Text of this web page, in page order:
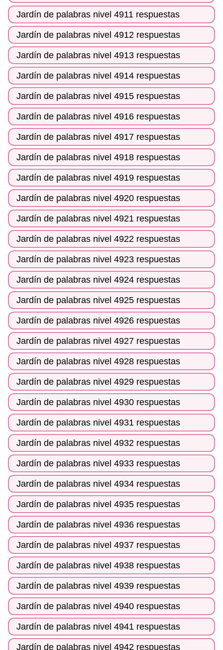
Jardín de palabras nivel 4911 respuestas
Jardín de palabras nivel 4912 respuestas
Jardín de palabras nivel 4913 respuestas
Jardín de palabras nivel 4914 respuestas
Jardín de palabras nivel 4915 respuestas
Jardín de palabras nivel 4916 respuestas
Jardín de palabras nivel 4917 respuestas
Jardín de palabras nivel 4918 respuestas
Jardín de palabras nivel 4919 respuestas
Jardín de palabras nivel 4920 respuestas
Jardín de palabras nivel 4921 respuestas
Jardín de palabras nivel 4922 respuestas
Jardín de palabras nivel 4923 respuestas
Jardín de palabras nivel 4924 respuestas
Jardín de palabras nivel 4925 respuestas
Jardín de palabras nivel 4926 respuestas
Jardín de palabras nivel 4927 respuestas
Jardín de palabras nivel 4928 respuestas
Jardín de palabras nivel 4929 respuestas
Jardín de palabras nivel 4930 respuestas
Jardín de palabras nivel 4931 respuestas
Jardín de palabras nivel 4932 respuestas
Jardín de palabras nivel 4933 respuestas
Jardín de palabras nivel 4934 respuestas
Jardín de palabras nivel 4935 respuestas
Jardín de palabras nivel 4936 respuestas
Jardín de palabras nivel 4937 respuestas
Jardín de palabras nivel 4938 respuestas
Jardín de palabras nivel 4939 respuestas
Jardín de palabras nivel 4940 respuestas
Jardín de palabras nivel 4941 respuestas
Jardín de palabras nivel 4942 respuestas